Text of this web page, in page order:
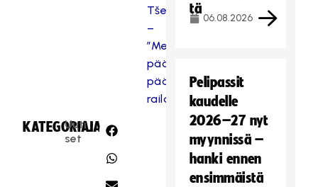
Tšekistä
–
”Mennään
päästä
päähän
railakkaasti”
KATEGORIA:
Uuti
set
JAA:
tä
06.08.2026
Pelipassit
kaudelle
2026–27 nyt
myynnissä –
hanki ennen
ensimmäistä